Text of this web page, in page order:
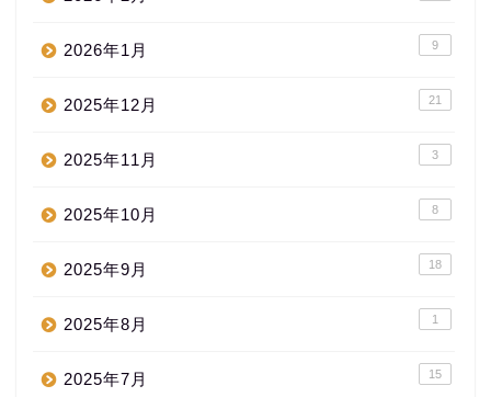
2026年1月 9
2025年12月 21
2025年11月 3
2025年10月 8
2025年9月 18
2025年8月 1
2025年7月 15